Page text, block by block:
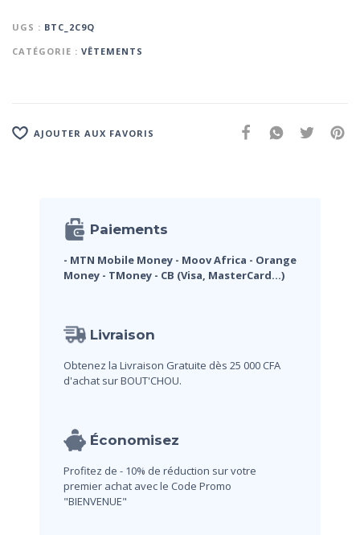
UGS : BTC_2C9Q
CATÉGORIE : VÊTEMENTS
AJOUTER AUX FAVORIS
Paiements
- MTN Mobile Money - Moov Africa - Orange
Money - TMoney - CB (Visa, MasterCard...)
Livraison
Obtenez la Livraison Gratuite dès 25 000 CFA
d'achat sur BOUT'CHOU.
Économisez
Profitez de - 10% de réduction sur votre
premier achat avec le Code Promo
"BIENVENUE"